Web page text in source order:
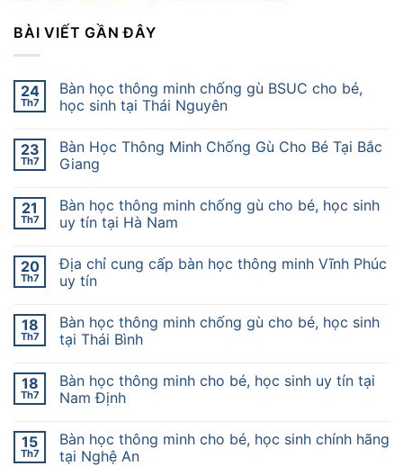
BÀI VIẾT GẦN ĐÂY
24
Th7
Bàn học thông minh chống gù BSUC cho bé,
học sinh tại Thái Nguyên
23
Th7
Bàn Học Thông Minh Chống Gù Cho Bé Tại Bắc
Giang
21
Th7
Bàn học thông minh chống gù cho bé, học sinh
uy tín tại Hà Nam
20
Th7
Địa chỉ cung cấp bàn học thông minh Vĩnh Phúc
uy tín
18
Th7
Bàn học thông minh chống gù cho bé, học sinh
tại Thái Bình
18
Th7
Bàn học thông minh cho bé, học sinh uy tín tại
Nam Định
15
Th7
Bàn học thông minh cho bé, học sinh chính hãng
tại Nghệ An